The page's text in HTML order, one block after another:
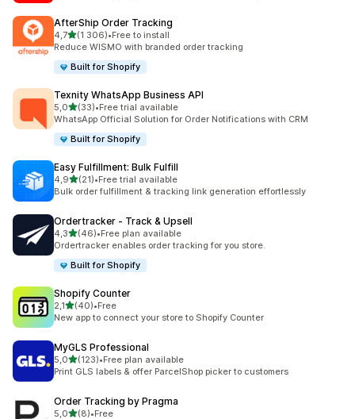
AfterShip Order Tracking
4,7/ 5 tähteä
(1 306)
1306 arvostelua yhteensä
•Free to install
Reduce WISMO with branded order tracking
Built for Shopify
Texnity WhatsApp Business API
5,0/ 5 tähteä
(33)
33 arvostelua yhteensä
•Free trial available
WhatsApp Official Solution for Order Notifications with CRM
Built for Shopify
Easy Fulfillment: Bulk Fulfill
4,9/ 5 tähteä
(21)
21 arvostelua yhteensä
•Free trial available
Bulk order fulfillment & tracking link generation effortlessly
Ordertracker ‑ Track & Upsell
4,3/ 5 tähteä
(46)
46 arvostelua yhteensä
•Free plan available
Ordertracker enables order tracking for you store.
Built for Shopify
Shopify Counter
2,1/ 5 tähteä
(40)
40 arvostelua yhteensä
•Free
New app to connect your store to Shopify Counter
MyGLS Professional
5,0/ 5 tähteä
(123)
123 arvostelua yhteensä
•Free plan available
Print GLS labels & offer ParcelShop picker to customers
Order Tracking by Pragma
5,0/ 5 tähteä
(8)•Free